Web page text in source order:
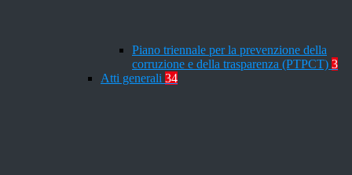
Piano triennale per la prevenzione della
corruzione e della trasparenza (PTPCT) 3
Atti generali 34